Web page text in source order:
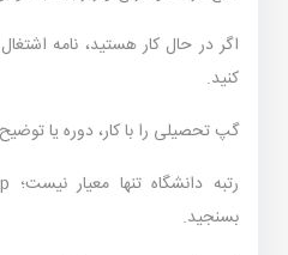
اگر در حال کار هستید، نامه
کنید.
گپ تحصیلی را با کار، دوره یا
بسنجید.